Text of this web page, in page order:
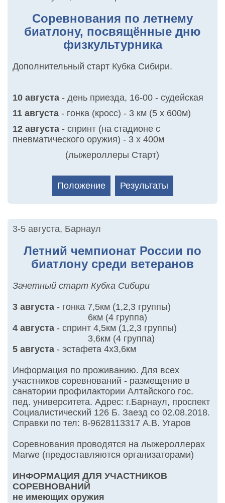
Соревнования по летнему
биатлону, посвящённые дню
физкультурника
Дополнительный старт Кубка Сибири.
10 августа - день приезда, 16-00 - судейская
11 августа - гонка (кросс) - 3 км (5 х 600м)
12 августа - спринт (на стадионе с
пневматического оружия) - 3 х 400м
(лыжероллеры Старт)
Положение Результаты
3-5 августа, Барнаул
Летний чемпионат России по
биатлону среди ветеранов
Зачетный старт Кубка Сибири
3 августа - гонка 7,5км (1,2,3 группы)
6км (4 группа)
4 августа - спринт 4,5км (1,2,3 группы)
3,6км (4 группа)
5 августа - эстафета 4х3,6км
Информация по проживанию. Для всех
участников соревнований - размещение в
санатории профилактории Алтайского гос.
пед. университета. Адрес: г.Барнаул, проспект
Социалистический 126 Б. Заезд со 02.08.2018.
Справки по тел: 8-9628113317 А.В. Угаров
Соревнования проводятся на лыжероллерах
Marwe (предоставляются организаторами)
ИНФОРМАЦИЯ ДЛЯ УЧАСТНИКОВ
СОРЕВНОВАНИЙ
не имеющих оружия